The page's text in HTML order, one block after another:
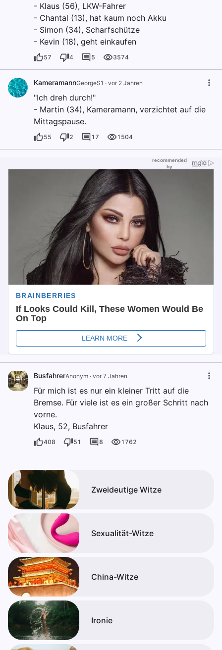
- Klaus (56), LKW-Fahrer
- Chantal (13), hat kaum noch Akku
- Simon (34), Scharfschütze
- Kevin (18), geht einkaufen
57 4 5 3574
KameramannGeorgeS1 · vor 2 Jahren
"Ich dreh durch!"
- Martin (34), Kameramann, verzichtet auf die
Mittagspause.
55 2 17 1504
BusfahrerAnonym · vor 7 Jahren
Für mich ist es nur ein kleiner Tritt auf die
Bremse. Für viele ist es ein großer Schritt nach
vorne.
Klaus, 52, Busfahrer
408 51 8 1762
Zweideutige Witze
Sexualität-Witze
China-Witze
Ironie